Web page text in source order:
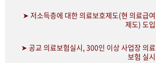
➤ 저소득층에 대한 의료보호제도(현 의료급여
제도) 도입
➤ 공교 의료보험실시, 300인 이상 사업장 의료
보험 실시